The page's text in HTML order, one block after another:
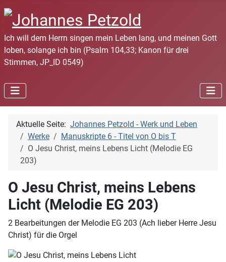
Ich will dem Herrn singen mein Leben lang, und meinen Gott
loben, solange ich bin (Psalm 104,33; Kanon für drei
Stimmen, JP_ID 0549)
Aktuelle Seite: Johannes Petzold - Werk und Leben
Werke
Manuskripte 6 - Titel von O bis T
O Jesu Christ, meins Lebens Licht (Melodie EG
203)
O Jesu Christ, meins Lebens
Licht (Melodie EG 203)
2 Bearbeitungen der Melodie EG 203 (Ach lieber Herre Jesu
Christ) für die Orgel